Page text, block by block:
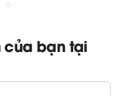
của bạn tại